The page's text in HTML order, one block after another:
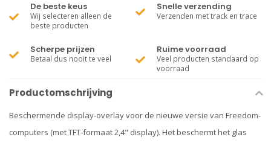
De beste keus
Wij selecteren alleen de
beste producten
Snelle verzending
Verzenden met track en trace
Scherpe prijzen
Betaal dus nooit te veel
Ruime voorraad
Veel producten standaard op
voorraad
Productomschrijving
Beschermende display-overlay voor de nieuwe versie van Freedom-
computers (met TFT-formaat 2,4" display). Het beschermt het glas